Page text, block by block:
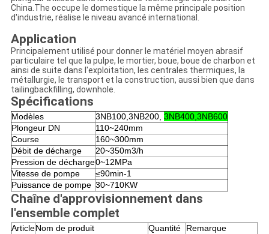
China.The occupe le domestique la même principale position
d'industrie, réalise le niveau avancé international.
Application
Principalement utilisé pour donner le matériel moyen abrasif
particulaire tel que la pulpe, le mortier, boue, boue de charbon et
ainsi de suite dans l'exploitation, les centrales thermiques, la
métallurgie, le transport et la construction, aussi bien que dans
tailingbackfilling, downhole.
Spécifications
Modèles 3NB100,3NB200, 3NB400,3NB600
Plongeur DN
110~240mm
Course
160~300mm
Débit de décharge
20~350m3/h
Pression de décharge0~12MPa
Vitesse de pompe
≤90min-1
Puissance de pompe 30~710KW
Chaîne d'approvisionnement dans
l'ensemble complet
ArticleNom de produit Quantité
Remarque